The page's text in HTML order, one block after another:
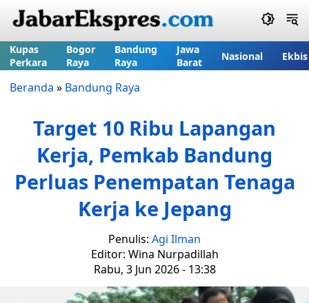
Kupas
Perkara
Bogor
Raya
Bandung
Raya
Jawa
Barat
Nasional Ekbis
Beranda » Bandung Raya
Target 10 Ribu Lapangan
Kerja, Pemkab Bandung
Perluas Penempatan Tenaga
Kerja ke Jepang
Penulis: Agi Ilman
Editor: Wina Nurpadillah
Rabu, 3 Jun 2026 - 13:38